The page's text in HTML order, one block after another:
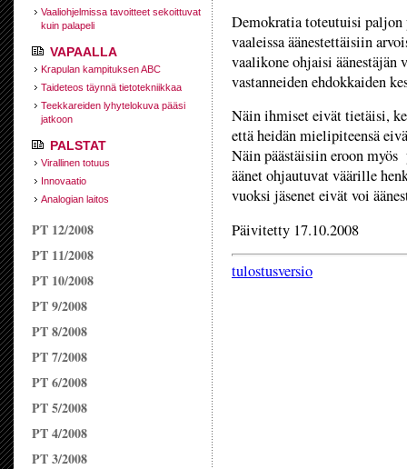
Vaaliohjelmissa tavoitteet sekoittuvat
kuin palapeli
VAPAALLA
Krapulan kampituksen ABC
Taideteos täynnä tietotekniikkaa
Teekkareiden lyhytelokuva pääsi
jatkoon
PALSTAT
Virallinen totuus
Innovaatio
Analogian laitos
PT 12/2008
PT 11/2008
PT 10/2008
PT 9/2008
PT 8/2008
PT 7/2008
PT 6/2008
PT 5/2008
PT 4/2008
PT 3/2008
Demokratia toteutuisi paljon
vaaleissa äänestettäisiin
vaalikone ohjaisi äänestäjän
vastanneiden ehdokkaiden
Näin ihmiset eivät tietäisi,
että heidän mielipiteensä
Näin päästäisiin eroon
äänet ohjautuvat väärille
vuoksi jäsenet eivät voi
Päivitetty 17.10.2008
tulostusversio